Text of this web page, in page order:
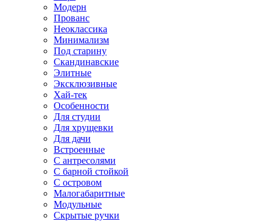
Модерн
Прованс
Неоклассика
Минимализм
Под старину
Скандинавские
Элитные
Эксклюзивные
Хай-тек
Особенности
Для студии
Для хрущевки
Для дачи
Встроенные
С антресолями
С барной стойкой
С островом
Малогабаритные
Модульные
Скрытые ручки